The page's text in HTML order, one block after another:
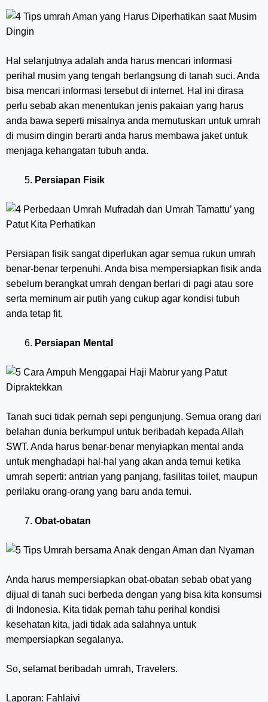
Hal selanjutnya adalah anda harus mencari informasi
perihal musim yang tengah berlangsung di tanah suci. Anda
bisa mencari informasi tersebut di internet. Hal ini dirasa
perlu sebab akan menentukan jenis pakaian yang harus
anda bawa seperti misalnya anda memutuskan untuk umrah
di musim dingin berarti anda harus membawa jaket untuk
menjaga kehangatan tubuh anda.
Persiapan Fisik
Persiapan fisik sangat diperlukan agar semua rukun umrah
benar-benar terpenuhi. Anda bisa mempersiapkan fisik anda
sebelum berangkat umrah dengan berlari di pagi atau sore
serta meminum air putih yang cukup agar kondisi tubuh
anda tetap fit.
Persiapan Mental
Tanah suci tidak pernah sepi pengunjung. Semua orang dari
belahan dunia berkumpul untuk beribadah kepada Allah
SWT. Anda harus benar-benar menyiapkan mental anda
untuk menghadapi hal-hal yang akan anda temui ketika
umrah seperti: antrian yang panjang, fasilitas toilet, maupun
perilaku orang-orang yang baru anda temui.
Obat-obatan
Anda harus mempersiapkan obat-obatan sebab obat yang
dijual di tanah suci berbeda dengan yang bisa kita konsumsi
di Indonesia. Kita tidak pernah tahu perihal kondisi
kesehatan kita, jadi tidak ada salahnya untuk
mempersiapkan segalanya.
So, selamat beribadah umrah, Travelers.
Laporan: Fahlaivi